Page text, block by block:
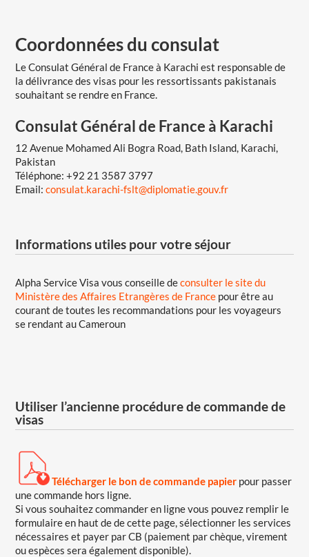
Coordonnées du consulat
Le Consulat Général de France à Karachi est responsable de
la délivrance des visas pour les ressortissants pakistanais
souhaitant se rendre en France.
Consulat Général de France à Karachi
12 Avenue Mohamed Ali Bogra Road, Bath Island, Karachi,
Pakistan
Téléphone: +92 21 3587 3797
Email:consulat.karachi-fslt@diplomatie.gouv.fr
Informations utiles pour votre séjour
Alpha Service Visa vous conseille deconsulter le site du
Ministère des Affaires Etrangères de France pour être au
courant de toutes les recommandations pour les voyageurs
se rendant au Cameroun
Utiliser l’ancienne procédure de commande de
visas
Télécharger le bon de commande papier pour passer
une commande hors ligne.
Si vous souhaitez commander en ligne vous pouvez remplir le
formulaire en haut de de cette page, sélectionner les services
nécessaires et payer par CB (paiement par chèque, virement
ou espèces sera également disponible).